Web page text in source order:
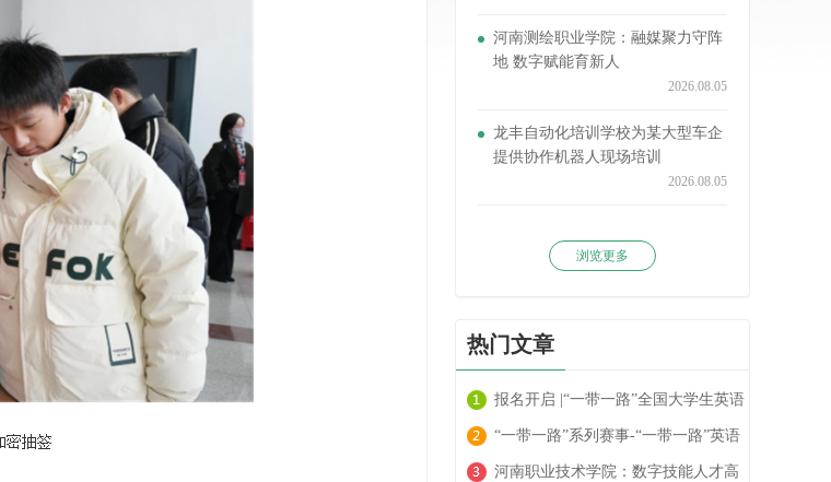
河南测绘职业学院：融媒聚力守阵
地 数字赋能育新人
2026.08.05
龙丰自动化培训学校为某大型车企
提供协作机器人现场培训
2026.08.05
浏览更多
热门文章
报名开启 |“一带一路”全国大学生英语
阅读大赛火热进行中！
“一带一路”系列赛事-“一带一路”英语
翻译大赛报名开启！
河南职业技术学院：数字技能人才高